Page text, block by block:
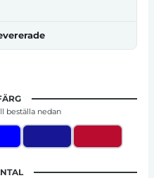
beställa nedan